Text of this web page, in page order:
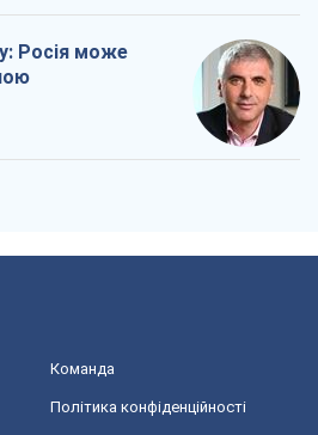
Росія може
Команда
Політика конфіденційності